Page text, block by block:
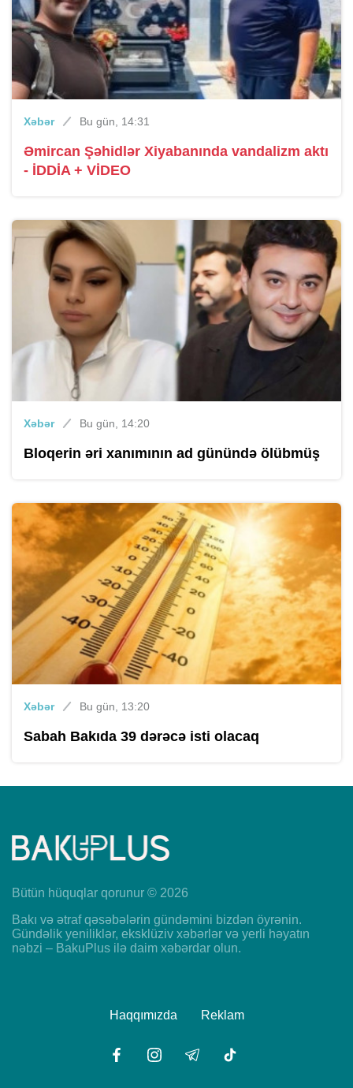
Xəbər Bu gün, 14:31
Əmircan Şəhidlər Xiyabanında vandalizm aktı
- İDDİA + VİDEO
Xəbər Bu gün, 14:20
Bloqerin əri xanımının ad günündə ölübmüş
Xəbər Bu gün, 13:20
Sabah Bakıda 39 dərəcə isti olacaq
Bütün hüquqlar qorunur © 2026
Bakı və ətraf qəsəbələrin gündəmini bizdən öyrənin.
Gündəlik yeniliklər, eksklüziv xəbərlər və yerli həyatın
nəbzi – BakuPlus ilə daim xəbərdar olun.
Haqqımızda Reklam